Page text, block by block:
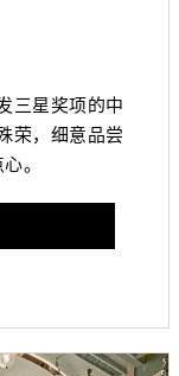
三星奖项的中
荣，细意品尝
。